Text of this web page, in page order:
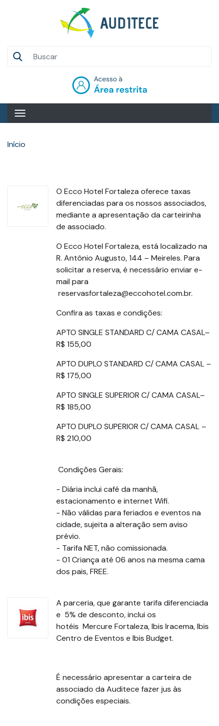
principal
Início
O Ecco Hotel Fortaleza oferece taxas
diferenciadas para os nossos associados,
mediante a apresentação da carteirinha
de associado.
O Ecco Hotel Fortaleza, está localizado na
R. Antônio Augusto, 144 – Meireles. Para
solicitar a reserva, é necessário enviar e-
mail para
reservasfortaleza@eccohotel.com.br.
Confira as taxas e condições:
APTO SINGLE STANDARD C/ CAMA CASAL–
R$ 155,00
APTO DUPLO STANDARD C/ CAMA CASAL –
R$ 175,00
APTO SINGLE SUPERIOR C/ CAMA CASAL–
R$ 185,00
APTO DUPLO SUPERIOR C/ CAMA CASAL –
R$ 210,00
Condições Gerais:
- Diária inclui café da manhã,
estacionamento e internet Wifi.
- Não válidas para feriados e eventos na
cidade, sujeita a alteração sem aviso
prévio.
- Tarifa NET, não comissionada.
- 01 Criança até 06 anos na mesma cama
dos pais, FREE.
A parceria, que garante tarifa diferenciada
e 5% de desconto, inclui os
hotéis Mercure Fortaleza, Ibis Iracema, Ibis
Centro de Eventos e Ibis Budget.
É necessário apresentar a carteira de
associado da Auditece fazer jus às
condições especiais.